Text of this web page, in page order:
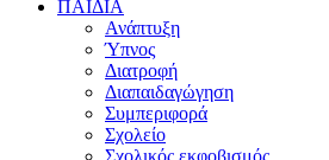
ΠΑΙΔΙΑ
Ανάπτυξη
Ύπνος
Διατροφή
Διαπαιδαγώγηση
Συμπεριφορά
Σχολείο
Σχολικός εκφοβισμός